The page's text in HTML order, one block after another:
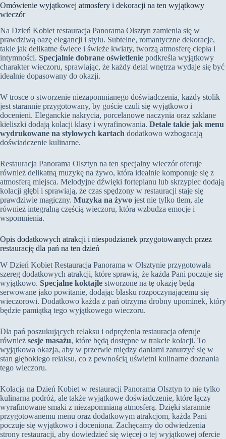
Omówienie wyjątkowej atmosfery i dekoracji na ten wyjątkowy
wieczór
Na Dzień Kobiet restauracja Panorama Olsztyn zamienia się w
prawdziwą oazę elegancji i stylu. Subtelne, romantyczne dekoracje,
takie jak delikatne świece i świeże kwiaty, tworzą atmosferę ciepła i
intymności. Specjalnie dobrane oświetlenie podkreśla wyjątkowy
charakter wieczoru, sprawiając, że każdy detal wnętrza wydaje się być
idealnie dopasowany do okazji.
W trosce o stworzenie niezapomnianego doświadczenia, każdy stolik
jest starannie przygotowany, by goście czuli się wyjątkowo i
docenieni. Eleganckie nakrycia, porcelanowe naczynia oraz szklane
kieliszki dodają kolacji klasy i wyrafinowania. Detale takie jak menu
wydrukowane na stylowych kartach dodatkowo wzbogacają
doświadczenie kulinarne.
Restauracja Panorama Olsztyn na ten specjalny wieczór oferuje
również delikatną muzykę na żywo, która idealnie komponuje się z
atmosferą miejsca. Melodyjne dźwięki fortepianu lub skrzypiec dodają
kolacji głębi i sprawiają, że czas spędzony w restauracji staje się
prawdziwie magiczny. Muzyka na żywo jest nie tylko tłem, ale
również integralną częścią wieczoru, która wzbudza emocje i
wspomnienia.
Opis dodatkowych atrakcji i niespodzianek przygotowanych przez
restaurację dla pań na ten dzień
W Dzień Kobiet Restauracja Panorama w Olsztynie przygotowała
szereg dodatkowych atrakcji, które sprawią, że każda Pani poczuje się
wyjątkowo. Specjalne koktajle stworzone na tę okazję będą
serwowane jako powitanie, dodając blasku rozpoczynającemu się
wieczorowi. Dodatkowo każda z pań otrzyma drobny upominek, który
będzie pamiątką tego wyjątkowego wieczoru.
Dla pań poszukujących relaksu i odprężenia restauracja oferuje
również sesje masażu, które będą dostępne w trakcie kolacji. To
wyjątkowa okazja, aby w przerwie między daniami zanurzyć się w
stan głębokiego relaksu, co z pewnością uświetni kulinarne doznania
tego wieczoru.
Kolacja na Dzień Kobiet w restauracji Panorama Olsztyn to nie tylko
kulinarna podróż, ale także wyjątkowe doświadczenie, które łączy
wyrafinowane smaki z niezapomnianą atmosferą. Dzięki starannie
przygotowanemu menu oraz dodatkowym atrakcjom, każda Pani
poczuje się wyjątkowo i doceniona. Zachęcamy do odwiedzenia
strony restauracji, aby dowiedzieć się więcej o tej wyjątkowej ofercie